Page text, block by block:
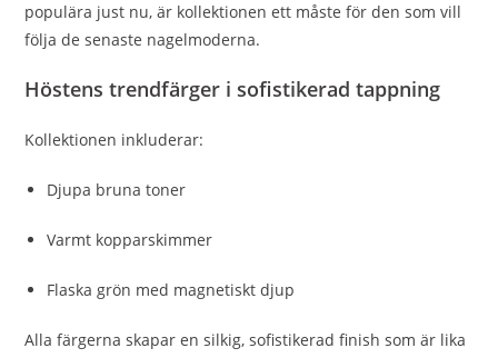
populära just nu, är kollektionen ett måste för den som vill
följa de senaste nagelmoderna.
Höstens trendfärger i sofistikerad tappning
Kollektionen inkluderar:
Djupa bruna toner
Varmt kopparskimmer
Flaska grön med magnetiskt djup
Alla färgerna skapar en silkig, sofistikerad finish som är lika